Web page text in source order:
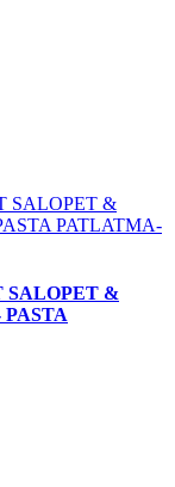
SALOPET &